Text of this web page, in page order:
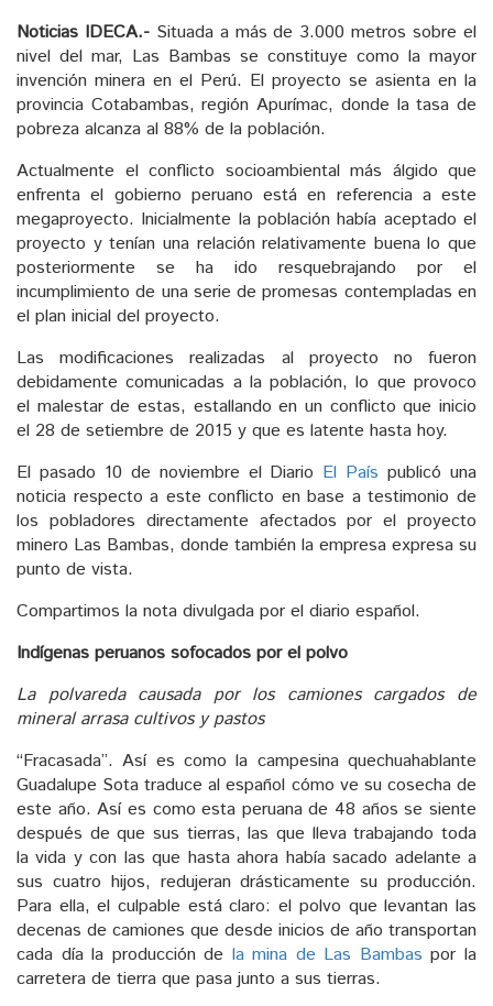
Noticias IDECA.-Situada a más de 3.000 metros sobre el
nivel del mar, Las Bambas se constituye como la mayor
invención minera en el Perú. El proyecto se asienta en la
provincia Cotabambas, región Apurímac, donde la tasa de
pobreza alcanza al 88% de la población.
Actualmente el conflicto socioambiental más álgido que
enfrenta el gobierno peruano está en referencia a este
megaproyecto. Inicialmente la población había aceptado el
proyecto y tenían una relación relativamente buena lo que
posteriormente se ha ido resquebrajando por el
incumplimiento de una serie de promesas contempladas en
el plan inicial del proyecto.
Las modificaciones realizadas al proyecto no fueron
debidamente comunicadas a la población, lo que provoco
el malestar de estas, estallando en un conflicto que inicio
el 28 de setiembre de 2015 y que es latente hasta hoy.
El pasado 10 de noviembre el Diario El País publicó una
noticia respecto a este conflicto en base a testimonio de
los pobladores directamente afectados por el proyecto
minero Las Bambas, donde también la empresa expresa su
punto de vista.
Compartimos la nota divulgada por el diario español.
Indígenas peruanos sofocados por el polvo
La polvareda causada por los camiones cargados de
mineral arrasa cultivos y pastos
“Fracasada”. Así es como la campesina quechuahablante
Guadalupe Sota traduce al español cómo ve su cosecha de
este año. Así es como esta peruana de 48 años se siente
después de que sus tierras, las que lleva trabajando toda
la vida y con las que hasta ahora había sacado adelante a
sus cuatro hijos, redujeran drásticamente su producción.
Para ella, el culpable está claro: el polvo que levantan las
decenas de camiones que desde inicios de año transportan
cada día la producción de la mina de Las Bambas por la
carretera de tierra que pasa junto a sus tierras.